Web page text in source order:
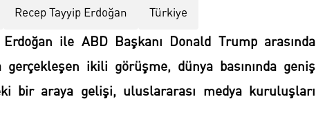
Recep Tayyip Erdoğan Türkiye
ile ABD Başkanı Donald Trump arasında
ikili görüşme, dünya basınında geniş
bir araya gelişi, uluslararası medya kuruluşları